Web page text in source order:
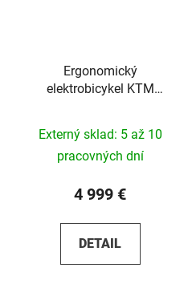
Ergonomický
elektrobicykel KTM
Externý sklad: 5 až 10
pracovných dní
4 999 €
DETAIL